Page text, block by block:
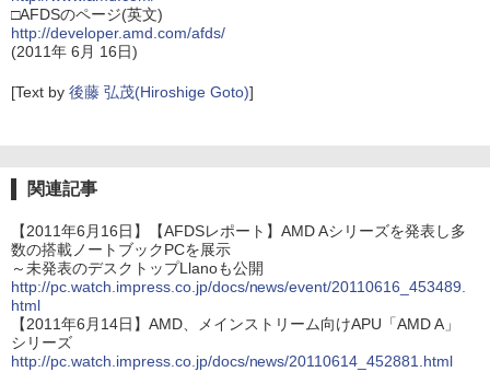
□AFDSのページ(英文)
http://developer.amd.com/afds/
(2011年 6月 16日)
[Text by 後藤 弘茂(Hiroshige Goto)]
関連記事
【2011年6月16日】【AFDSレポート】AMD Aシリーズを発表し多
数の搭載ノートブックPCを展示
～未発表のデスクトップLlanoも公開
http://pc.watch.impress.co.jp/docs/news/event/20110616_453489.
html
【2011年6月14日】AMD、メインストリーム向けAPU「AMD A」
シリーズ
http://pc.watch.impress.co.jp/docs/news/20110614_452881.html